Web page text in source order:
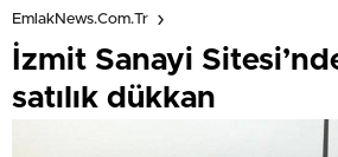
EmlakNews.com.tr
İzmit Sanayi
satılık dükkan